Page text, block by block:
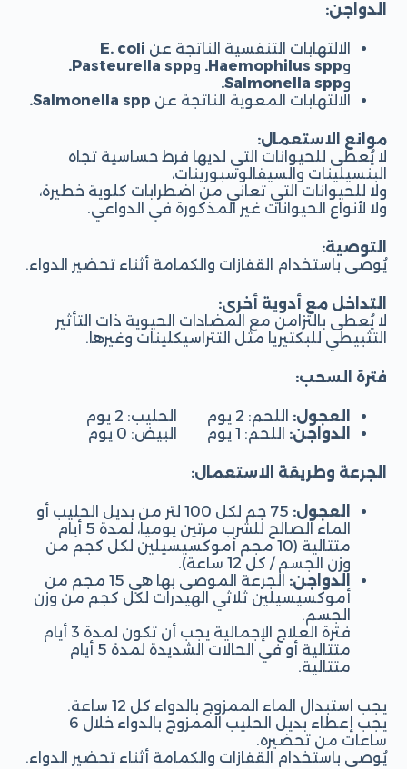
الدواجن:
الالتهابات التنفسية الناتجة عن E. coli
وHaemophilus spp. وPasteurella spp.
وSalmonella spp.
الالتهابات المعوية الناتجة عن Salmonella spp.
موانع الاستعمال:
لا يُعطى للحيوانات التي لديها فرط حساسية تجاه
البنسيلينات والسيفالوسبورينات،
ولا للحيوانات التي تعاني من اضطرابات كلوية خطيرة،
ولا لأنواع الحيوانات غير المذكورة في الدواعي.
التوصية:
يُوصى باستخدام القفازات والكمامة أثناء تحضير الدواء.
التداخل مع أدوية أخرى:
لا يُعطى بالتزامن مع المضادات الحيوية ذات التأثير
التثبيطي للبكتيريا مثل التتراسيكلينات وغيرها.
فترة السحب:
العجول: اللحم: 2 يوم الحليب: 2 يوم
الدواجن: اللحم: 1 يوم البيض: 0 يوم
الجرعة وطريقة الاستعمال:
العجول:
75 جم لكل 100 لتر من بديل الحليب أو
الماء الصالح للشرب مرتين يومياً، لمدة 5 أيام
متتالية (10 مجم أموكسيسيلين لكل كجم من
وزن الجسم / كل 12 ساعة).
الدواجن:
الجرعة الموصى بها هي 15 مجم من
أموكسيسيلين ثلاثي الهيدرات لكل كجم من وزن
الجسم.
فترة العلاج الإجمالية يجب أن تكون لمدة 3 أيام
متتالية أو في الحالات الشديدة لمدة 5 أيام
متتالية.
يجب استبدال الماء الممزوج بالدواء كل 12 ساعة.
يجب إعطاء بديل الحليب الممزوج بالدواء خلال 6
ساعات من تحضيره.
يُوصى باستخدام القفازات والكمامة أثناء تحضير الدواء.